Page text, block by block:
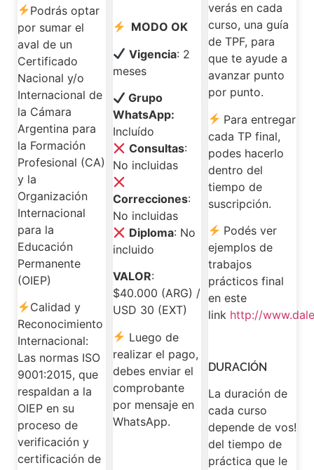
Podrás optar
por sumar el
aval de un
Certificado
Nacional y/o
Internacional de
la Cámara
Argentina para
la Formación
Profesional (CA)
y la
Organización
Internacional
para la
Educación
Permanente
(OIEP)
Calidad y
Reconocimiento
Internacional:
Las normas ISO
9001:2015, que
respaldan a la
OIEP en su
proceso de
verificación y
certificación de
MODO OK
Vigencia: 2
meses
Grupo
WhatsApp:
Incluído
Consultas:
No incluidas
Correcciones:
No incluidas
Diploma: No
incluido
VALOR:
$40.000 (ARG) /
USD 30 (EXT)
Luego de
realizar el pago,
debes enviar el
comprobante
por mensaje en
WhatsApp.
verás en cada
curso, una guía
de TPF, para
que te ayude a
avanzar punto
por punto.
Para entregar
cada TP final,
podes hacerlo
dentro del
tiempo de
suscripción.
Podés ver
ejemplos de
trabajos
prácticos final
en este
link http://
DURACIÓN
La duración de
cada curso
depende de vos!
del tiempo de
práctica que le